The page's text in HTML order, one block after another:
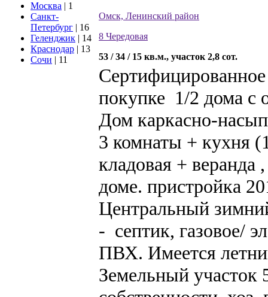
Москва | 1
Санкт-
Петербург | 16
Геленджик | 14
Краснодар | 13
Сочи | 11
Омск, Ленинский район
8 Чередовая
53 / 34 / 15 кв.м., участок 2,8 сот.
покупке 1/2 дома с
Дом каркасно-
3 комнаты + кухня
кладовая +
доме. пристройка
Центральный
- септик, газовое/
ПВХ. Имеется
Земельный участок